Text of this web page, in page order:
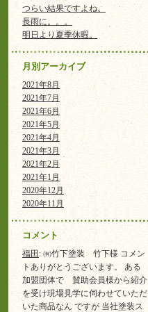
つらい結果ですよね。
長雨に。。。
明日より夏季休暇。
月別アーカイブ
2021年8月
2021年7月
2021年6月
2021年5月
2021年4月
2021年3月
2021年2月
2021年1月
2020年12月
2020年11月
コメント
福田 : ㈲竹下塗装 竹下様 コメン
トありがとうございます。 ある
加盟団体で 賛助会員様から紹介
を受け現場見学に伺わせていただ
いた商品なん ですが 当社塗装ス